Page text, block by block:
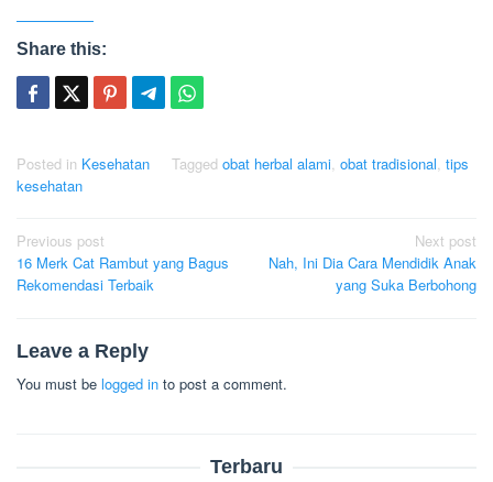
Share this:
Posted in Kesehatan Tagged obat herbal alami obat tradisional tips
kesehatan
Post
navigation
Previous post
16 Merk Cat Rambut yang Bagus
Rekomendasi Terbaik
Next post
Nah, Ini Dia Cara Mendidik Anak
yang Suka Berbohong
Leave a Reply
You must be logged in to post a comment.
Terbaru